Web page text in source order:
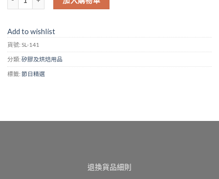
Add to wishlist
貨號: SL-141
分類: 矽膠及烘焙用品
標籤: 節日精選
退換貨品細則